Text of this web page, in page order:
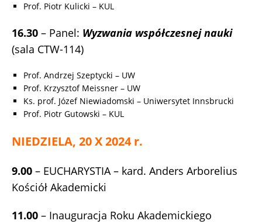
Prof. Piotr Kulicki – KUL
16.30 – Panel: Wyzwania współczesnej nauki
(sala CTW-114)
Prof. Andrzej Szeptycki – UW
Prof. Krzysztof Meissner – UW
Ks. prof. Józef Niewiadomski – Uniwersytet Innsbrucki
Prof. Piotr Gutowski – KUL
NIEDZIELA, 20 X 2024 r.
9.00 – EUCHARYSTIA – kard. Anders Arborelius
Kościół Akademicki
11.00 – Inauguracja Roku Akademickiego